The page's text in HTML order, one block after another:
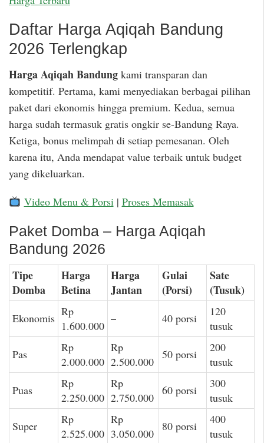
Daftar Harga Aqiqah Bandung
2026 Terlengkap
Harga Aqiqah Bandung kami transparan dan
kompetitif. Pertama, kami menyediakan berbagai pilihan
paket dari ekonomis hingga premium. Kedua, semua
harga sudah termasuk gratis ongkir se-Bandung Raya.
Ketiga, bonus melimpah di setiap pemesanan. Oleh
karena itu, Anda mendapat value terbaik untuk budget
yang dikeluarkan.
Video Menu & Porsi| Proses Memasak
Paket Domba – Harga Aqiqah
Bandung 2026
Tipe
Domba
Harga
Betina
Harga
Jantan
Gulai
(Porsi)
Sate
(Tusuk)
Ekonomis Rp
1.600.000
– 40 porsi
120
tusuk
Pas
Rp
2.000.000
Rp
2.500.000
50 porsi
200
tusuk
Puas
Rp
2.250.000
Rp
2.750.000
60 porsi
300
tusuk
Super
Rp
2.525.000
Rp
3.050.000
80 porsi
400
tusuk